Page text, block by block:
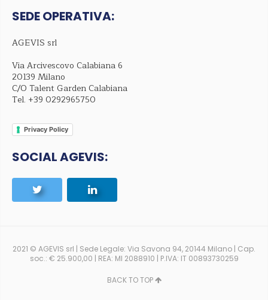
SEDE OPERATIVA:
AGEVIS srl
Via Arcivescovo Calabiana 6
20139 Milano
C/O Talent Garden Calabiana
Tel. +39 0292965750
Privacy Policy
SOCIAL AGEVIS:
2021 © AGEVIS srl | Sede Legale: Via Savona 94, 20144 Milano | Cap.
soc.: € 25.900,00 | REA: MI 2088910 | P.IVA: IT 00893730259
BACK TO TOP